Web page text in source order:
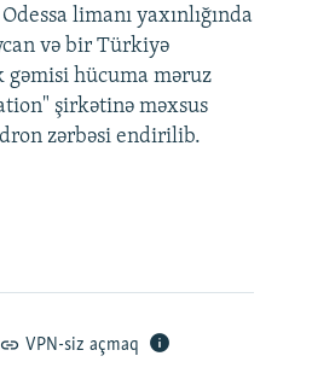
limanı yaxınlığında
və bir Türkiyə
gəmisi hücuma məruz
şirkətinə məxsus
zərbəsi endirilib.
VPN-siz açmaq